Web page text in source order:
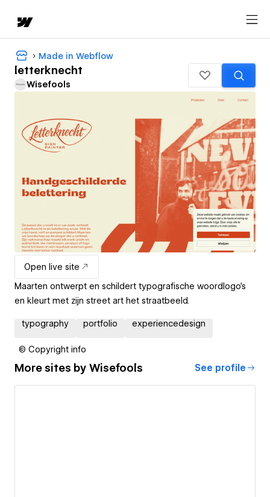
Made in Webflow
letterknecht
Wisefools
Open live site
Maarten ontwerpt en schildert typografische woordlogo’s
en kleurt met zijn street art het straatbeeld.
typography portfolio experiencedesign
© Copyright info
More sites by Wisefools See profile